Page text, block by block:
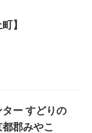
】
ー すどりの
郡みやこ